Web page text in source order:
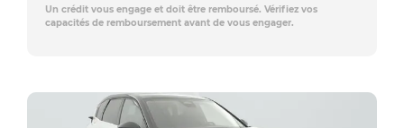
Un crédit vous engage et doit être remboursé. Vérifiez vos
capacités de remboursement avant de vous engager.